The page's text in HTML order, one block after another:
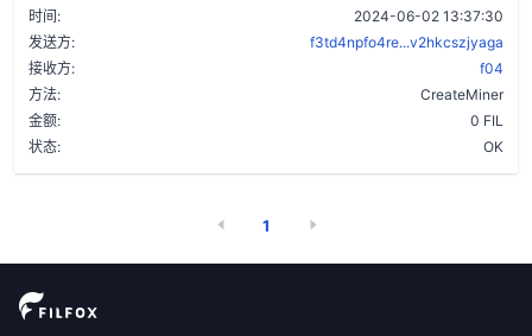
时间:
2024-06-02 13:37:30
发送方:
f3td4npfo4re...v2hkcszjyaga
接收方:
f04
方法:
CreateMiner
金额:
0 FIL
状态:
OK
1